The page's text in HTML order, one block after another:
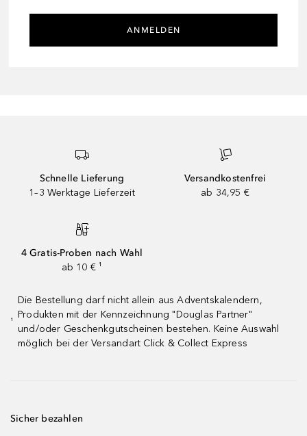
ANMELDEN
Schnelle Lieferung
1–3 Werktage Lieferzeit
Versandkostenfrei
ab 34,95 €
4 Gratis-Proben nach Wahl
ab 10 € ¹
¹
Die Bestellung darf nicht allein aus Adventskalendern,
Produkten mit der Kennzeichnung "Douglas Partner"
und/oder Geschenkgutscheinen bestehen. Keine Auswahl
möglich bei der Versandart Click & Collect Express
Sicher bezahlen